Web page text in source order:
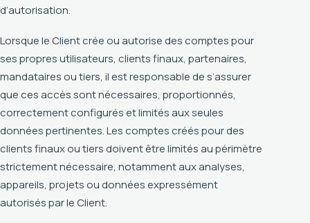
d’autorisation.
Lorsque le Client crée ou autorise des comptes pour
ses propres utilisateurs, clients finaux, partenaires,
mandataires ou tiers, il est responsable de s’assurer
que ces accès sont nécessaires, proportionnés,
correctement configurés et limités aux seules
données pertinentes. Les comptes créés pour des
clients finaux ou tiers doivent être limités au périmètre
strictement nécessaire, notamment aux analyses,
appareils, projets ou données expressément
autorisés par le Client.